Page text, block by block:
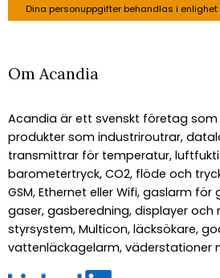
Dina personuppgifter behandlas i
Om Acandia
Acandia är ett svenskt företag
produkter som industriroutrar,
transmittrar för temperatur,
barometertryck, CO2, flöde och
GSM, Ethernet eller Wifi, gaslarm
gaser, gasberedning, displayer och
styrsystem, Multicon, läcksökare,
vattenläckagelarm, väderstationer